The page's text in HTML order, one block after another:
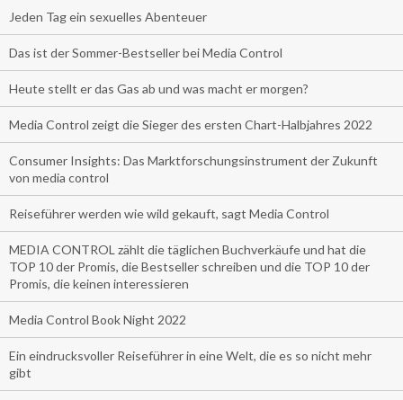
Jeden Tag ein sexuelles Abenteuer
Das ist der Sommer-Bestseller bei Media Control
Heute stellt er das Gas ab und was macht er morgen?
Media Control zeigt die Sieger des ersten Chart-Halbjahres 2022
Consumer Insights: Das Marktforschungsinstrument der Zukunft
von media control
Reiseführer werden wie wild gekauft, sagt Media Control
MEDIA CONTROL zählt die täglichen Buchverkäufe und hat die
TOP 10 der Promis, die Bestseller schreiben und die TOP 10 der
Promis, die keinen interessieren
Media Control Book Night 2022
Ein eindrucksvoller Reiseführer in eine Welt, die es so nicht mehr
gibt